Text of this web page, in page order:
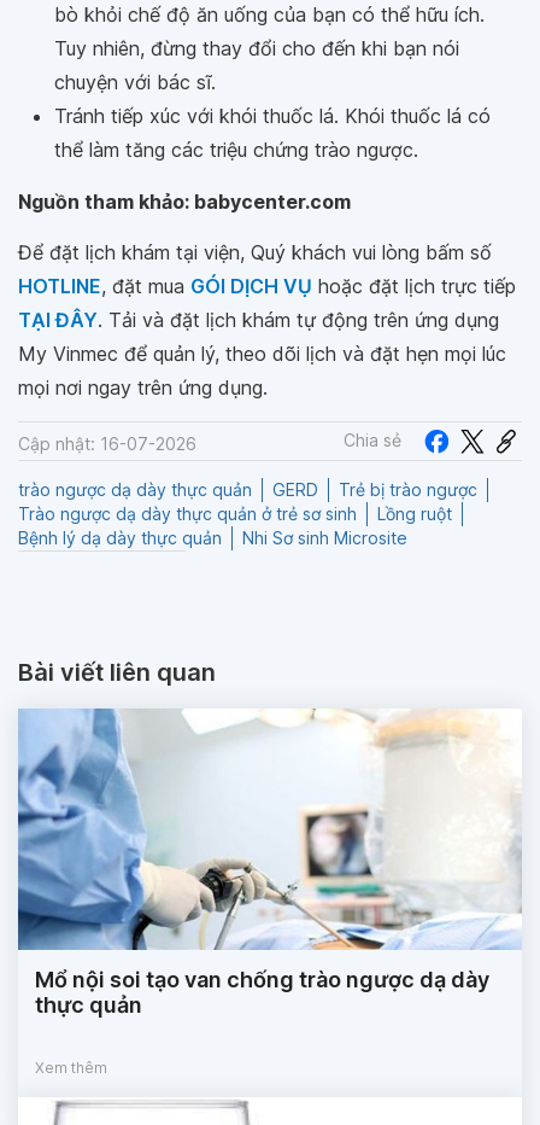
bò khỏi chế độ ăn uống của bạn có thể hữu ích.
Tuy nhiên, đừng thay đổi cho đến khi bạn nói
chuyện với bác sĩ.
Tránh tiếp xúc với khói thuốc lá. Khói thuốc lá có
thể làm tăng các triệu chứng trào ngược.
Nguồn tham khảo: babycenter.com
Để đặt lịch khám tại viện, Quý khách vui lòng bấm số
HOTLINE, đặt mua GÓI DỊCH VỤ hoặc đặt lịch trực tiếp
TẠI ĐÂY. Tải và đặt lịch khám tự động trên ứng dụng
My Vinmec để quản lý, theo dõi lịch và đặt hẹn mọi lúc
mọi nơi ngay trên ứng dụng.
Cập nhật: 16-07-2026 Chia sẻ
trào ngược dạ dày thực quản GERD
Trẻ bị trào ngược
Trào ngược dạ dày thực quản ở trẻ sơ sinh
Lồng ruột
Bệnh lý dạ dày thực quản
Nhi Sơ sinh Microsite
Bài viết liên quan
Mổ nội soi tạo van chống trào ngược dạ dày
thực quản
Xem thêm